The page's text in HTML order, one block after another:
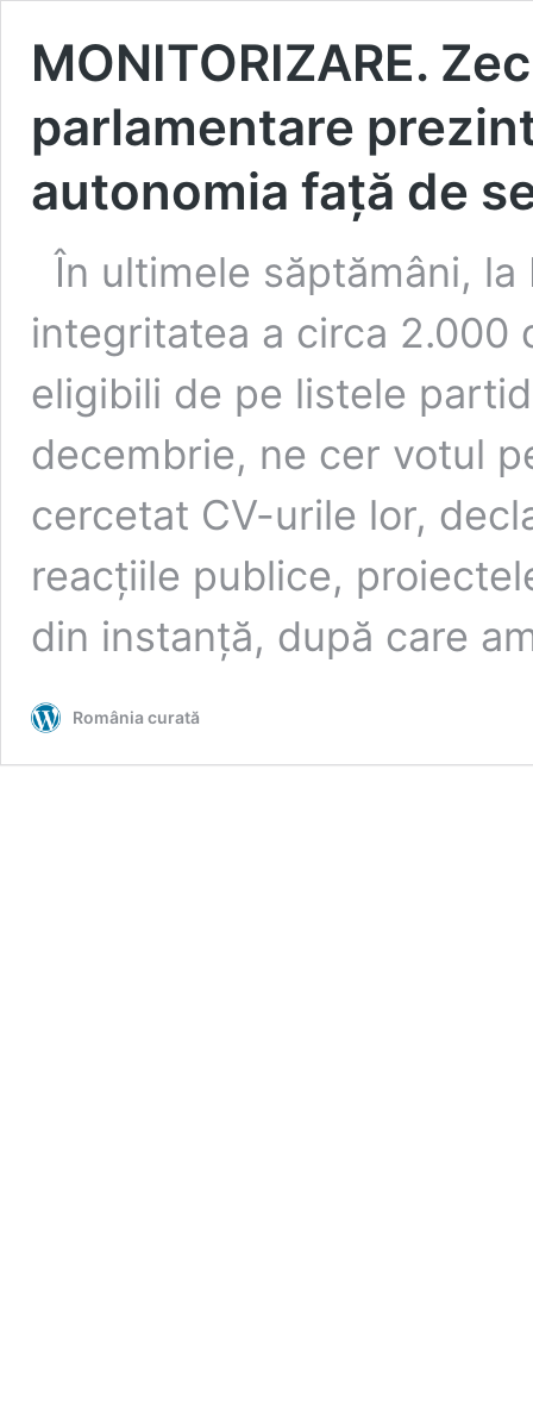
MONITORIZARE.
parlamentare
autonomia față de
În ultimele săptămâni,
integritatea a circa 2.000
eligibili de pe listele
decembrie, ne cer votul
cercetat CV-urile lor,
reacțiile publice,
din instanță, după care
România curată